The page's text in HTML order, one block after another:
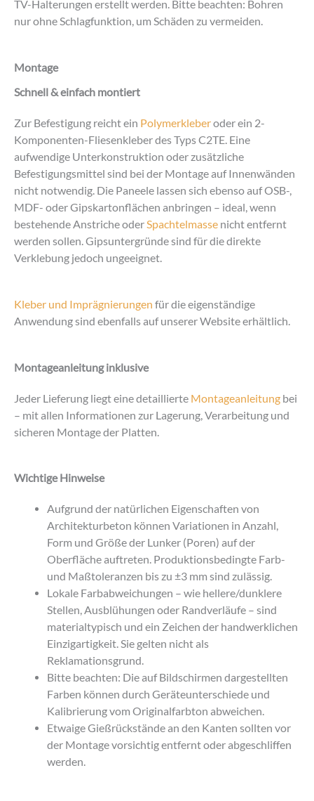
TV-Halterungen erstellt werden. Bitte beachten: Bohren
nur ohne Schlagfunktion, um Schäden zu vermeiden.
Montage
Schnell & einfach montiert
Zur Befestigung reicht ein Polymerkleberoder ein 2-
Komponenten-Fliesenkleber des Typs C2TE. Eine
aufwendige Unterkonstruktion oder zusätzliche
Befestigungsmittel sind bei der Montage auf Innenwänden
nicht notwendig. Die Paneele lassen sich ebenso auf OSB-,
MDF- oder Gipskartonflächen anbringen – ideal, wenn
bestehende Anstriche oderSpachtelmasse nicht entfernt
werden sollen. Gipsuntergründe sind für die direkte
Verklebung jedoch ungeeignet.
Kleber und Imprägnierungen für die eigenständige
Anwendung sind ebenfalls auf unserer Website erhältlich.
Montageanleitung inklusive
Jeder Lieferung liegt eine detaillierte Montageanleitung bei
– mit allen Informationen zur Lagerung, Verarbeitung und
sicheren Montage der Platten.
Wichtige Hinweise
Aufgrund der natürlichen Eigenschaften von
Architekturbeton können Variationen in Anzahl,
Form und Größe der Lunker (Poren) auf der
Oberfläche auftreten. Produktionsbedingte Farb-
und Maßtoleranzen bis zu ±3 mm sind zulässig.
Lokale Farbabweichungen – wie hellere/dunklere
Stellen, Ausblühungen oder Randverläufe – sind
materialtypisch und ein Zeichen der handwerklichen
Einzigartigkeit. Sie gelten nicht als
Reklamationsgrund.
Bitte beachten: Die auf Bildschirmen dargestellten
Farben können durch Geräteunterschiede und
Kalibrierung vom Originalfarbton abweichen.
Etwaige Gießrückstände an den Kanten sollten vor
der Montage vorsichtig entfernt oder abgeschliffen
werden.